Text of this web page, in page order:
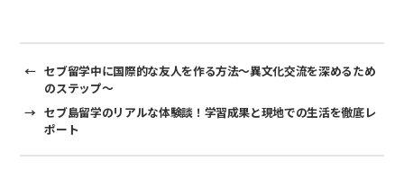
← セブ留学中に国際的な友人を作る方法～異文化交流を深めるため
のステップ～
→ セブ島留学のリアルな体験談！学習成果と現地での生活を徹底レ
ポート